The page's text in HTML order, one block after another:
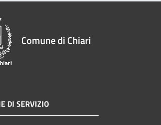
Comune di Chiari
DI SERVIZIO